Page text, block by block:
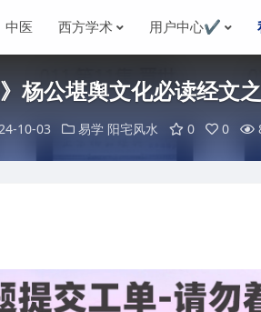
中医 西方学术 用户中心✔️
杨公堪舆文化必读经文
10-03 易学 阳宅风水 0 0